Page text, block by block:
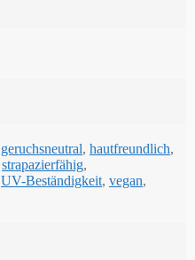
geruchsneutral, hautfreundlich,
strapazierfähig,
UV-Beständigkeit, vegan,